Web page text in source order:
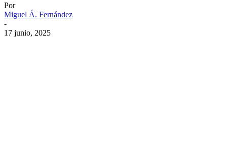
Por
Miguel Á. Fernández
-
17 junio, 2025